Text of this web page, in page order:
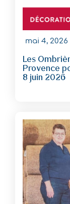
mai 4, 2026
Les
Provence
8 juin 2026